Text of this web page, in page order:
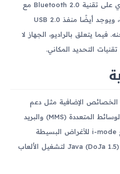
لا يدعم الجهاز Wi-Fi ولكنه يحتوي على تقنية Bluetooth 2.0 مع
A2DP لمشاركة الملفات الصوتية، ويوجد أيضًا منفذ USB 2.0
فيما يتعلق بالراديو، الجهاز لا
التحديد المكاني.
الإضافية مثل دعم
الرسائل النصية (SMS) ورسائل الوسائط المتعددة (MMS) والبريد
الإلكتروني. يأتي أيضًا مع متصفح i-mode للأغراض البسيطة
للتصفح، بالإضافة إلى دعم تقنية Java (DoJa 1.5) لتشغيل الألعاب